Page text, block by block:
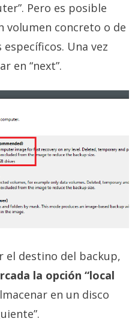
Pero es posible
volumen concreto o de
Una vez
en “next”.
el destino del backup,
la opción “local
en un disco